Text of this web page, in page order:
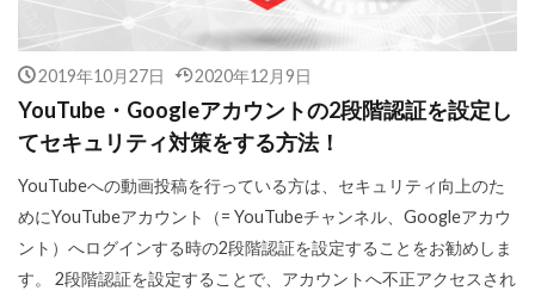
2019年10月27日 2020年12月9日
YouTube・Googleアカウントの2段階認証を設定し
てセキュリティ対策をする方法！
YouTubeへの動画投稿を行っている方は、セキュリティ向上のた
めにYouTubeアカウント（= YouTubeチャンネル、Googleアカウ
ント）へログインする時の2段階認証を設定することをお勧めしま
す。 2段階認証を設定することで、アカウントへ不正アクセスされ